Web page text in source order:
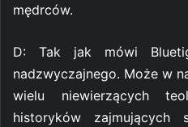
mędrców.
D: Tak jak mówi
nadzwyczajnego. Może w
wielu niewierzących
historyków